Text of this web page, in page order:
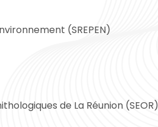
(SREPEN)
de La Réunion (SEOR)